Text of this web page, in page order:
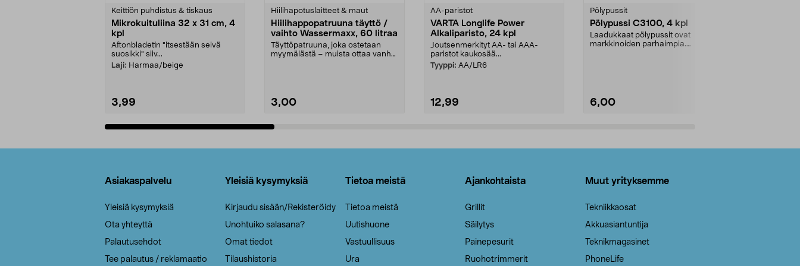
Keittiön puhdistus & tiskaus
Mikrokuituliina 32 x 31 cm, 4
kpl
Aftonbladetin "itsestään selvä
suosikki" siiv...
Laji: Harmaa/beige
3,99
Hiilihapotuslaitteet & maut
Hiilihappopatruuna täyttö /
vaihto Wassermaxx, 60 litraa
Täyttöpatruuna, joka ostetaan
myymälästä – muista ottaa vanha
3,00
AA-paristot
VARTA Longlife Power
Alkaliparisto, 24 kpl
Joutsenmerkityt AA- tai AAA-
paristot kaukosää...
Tyyppi: AA/LR6
12,99
Pölypussit
Pölypussi C3100, 4 kpl
Laadukkaat pölypussit ovat
markkinoiden parhaimpia.
6,00
Asiakaspalvelu
Yleisiä kysymyksiä
Ota yhteyttä
Palautusehdot
Tee palautus / reklamaatio
Yleisiä kysymyksiä
Kirjaudu sisään/Rekisteröidy
Unohtuiko salasana?
Omat tiedot
Tilaushistoria
Tietoa meistä
Tietoa meistä
Uutishuone
Vastuullisuus
Ura
Ajankohtaista
Grillit
Säilytys
Painepesurit
Ruohotrimmerit
Muut yrityksemme
Tekniikkaosat
Akkuasiantuntija
Teknikmagasinet
PhoneLife